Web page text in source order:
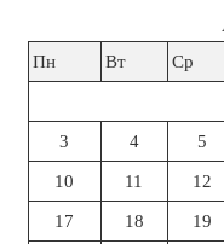
Пн
Вт Ср
3 4 5
10 11 12
17 18 19